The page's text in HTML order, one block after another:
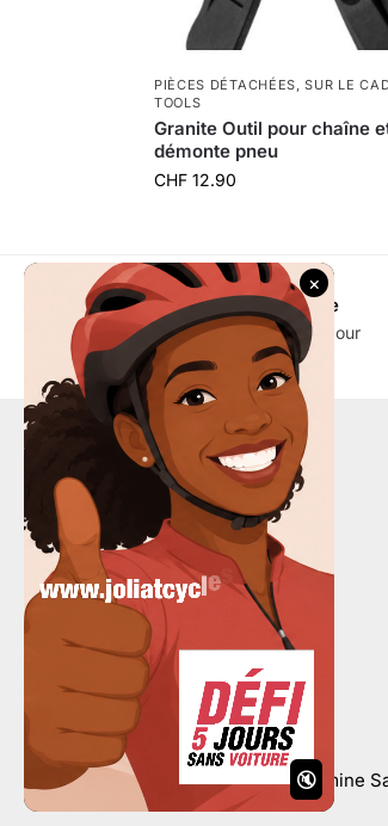
PIÈCES DÉTACHÉES,SUR LE
TOOLS
Granite Outil pour chaîne
démonte pneu
CHF12.90
Envoi gratuit en Suisse
Dès CHF 100.- d'achat pour
accessoires
Mon compte
Contactez-nous
Conditions générales
À votre service
Calendrier
©Développé par Marketamine